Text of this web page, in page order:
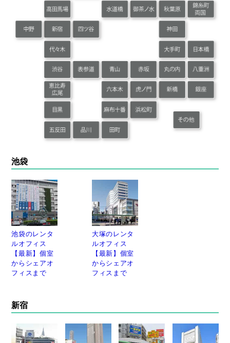
池袋
池袋のレンタ
ルオフィス
【最新】個室
からシェアオ
フィスまで
大塚のレンタ
ルオフィス
【最新】個室
からシェアオ
フィスまで
新宿